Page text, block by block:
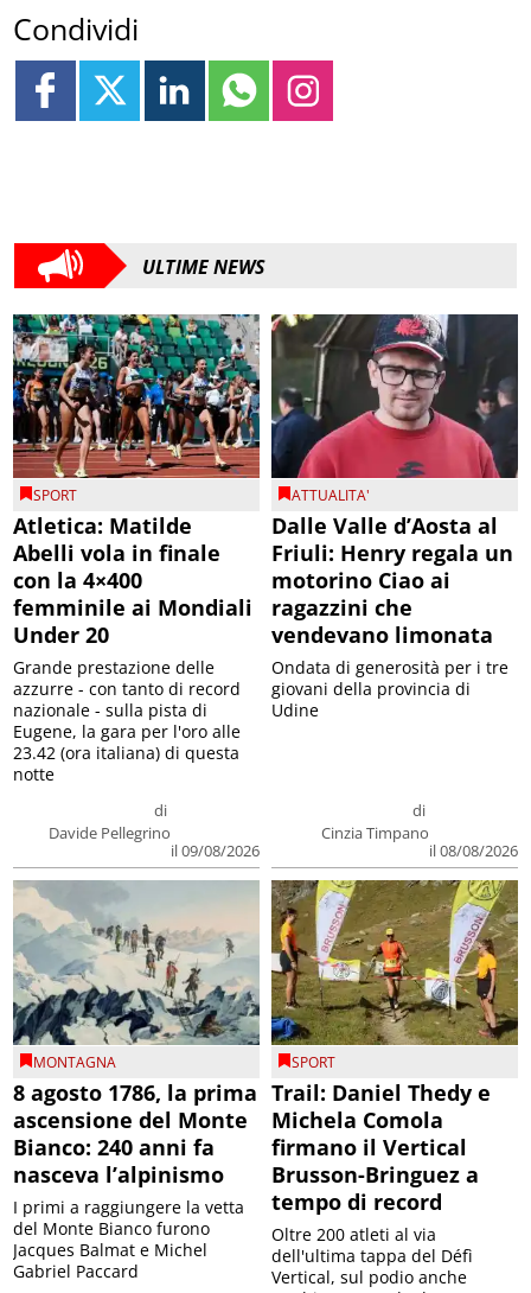
Condividi
ULTIME NEWS
SPORT
Atletica: Matilde
Abelli vola in finale
con la 4×400
femminile ai Mondiali
Under 20
di
Davide Pellegrino
il 09/08/2026
Grande prestazione delle
azzurre - con tanto di record
nazionale - sulla pista di
Eugene, la gara per l'oro alle
23.42 (ora italiana) di questa
notte
ATTUALITA'
Dalle Valle d’Aosta al
Friuli: Henry regala un
motorino Ciao ai
ragazzini che
vendevano limonata
di
Cinzia Timpano
il 08/08/2026
Ondata di generosità per i tre
giovani della provincia di
Udine
MONTAGNA
8 agosto 1786, la prima
ascensione del Monte
Bianco: 240 anni fa
nasceva l’alpinismo
I primi a raggiungere la vetta
del Monte Bianco furono
Jacques Balmat e Michel
Gabriel Paccard
SPORT
Trail: Daniel Thedy e
Michela Comola
firmano il Vertical
Brusson-Bringuez a
tempo di record
Oltre 200 atleti al via
dell'ultima tappa del Défì
Vertical, sul podio anche